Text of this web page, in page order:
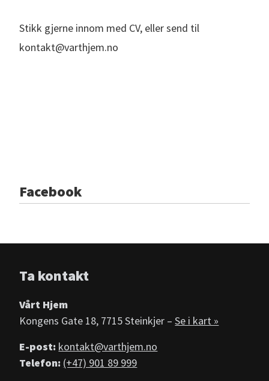
Stikk gjerne innom med CV, eller send til
kontakt@varthjem.no
Facebook
Ta kontakt
Vårt Hjem
Kongens Gate 18, 7715 Steinkjer –Se i kart »
E-post: kontakt@varthjem.no
Telefon: (+47) 901 89 999